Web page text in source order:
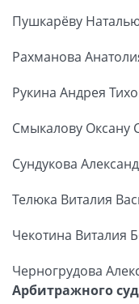
Пушкарёву
Рахманова
Рукина Андрея
Смыкалову Оксану
Сундукова
Телюка Виталия
Чекотина Виталия
Черногрудова
Арбитражного